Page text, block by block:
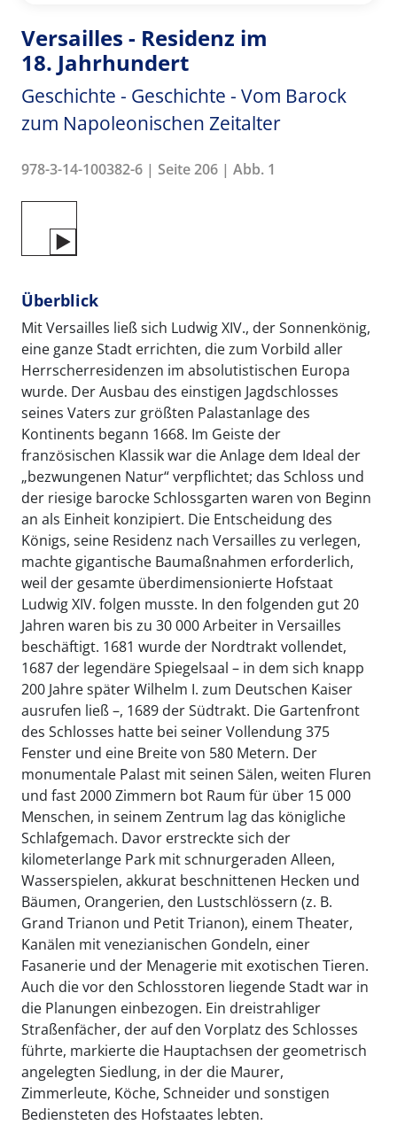
Versailles - Residenz im
18. Jahrhundert
Geschichte - Geschichte - Vom Barock
zum Napoleonischen Zeitalter
978-3-14-100382-6 | Seite 206 | Abb. 1
Überblick
Mit Versailles ließ sich Ludwig XIV., der Sonnenkönig,
eine ganze Stadt errichten, die zum Vorbild aller
Herrscherresidenzen im absolutistischen Europa
wurde. Der Ausbau des einstigen Jagdschlosses
seines Vaters zur größten Palastanlage des
Kontinents begann 1668. Im Geiste der
französischen Klassik war die Anlage dem Ideal der
„bezwungenen Natur“ verpflichtet; das Schloss und
der riesige barocke Schlossgarten waren von Beginn
an als Einheit konzipiert. Die Entscheidung des
Königs, seine Residenz nach Versailles zu verlegen,
machte gigantische Baumaßnahmen erforderlich,
weil der gesamte überdimensionierte Hofstaat
Ludwig XIV. folgen musste. In den folgenden gut 20
Jahren waren bis zu 30 000 Arbeiter in Versailles
beschäftigt. 1681 wurde der Nordtrakt vollendet,
1687 der legendäre Spiegelsaal – in dem sich knapp
200 Jahre später Wilhelm I. zum Deutschen Kaiser
ausrufen ließ –, 1689 der Südtrakt. Die Gartenfront
des Schlosses hatte bei seiner Vollendung 375
Fenster und eine Breite von 580 Metern. Der
monumentale Palast mit seinen Sälen, weiten Fluren
und fast 2000 Zimmern bot Raum für über 15 000
Menschen, in seinem Zentrum lag das königliche
Schlafgemach. Davor erstreckte sich der
kilometerlange Park mit schnurgeraden Alleen,
Wasserspielen, akkurat beschnittenen Hecken und
Bäumen, Orangerien, den Lustschlössern (z. B.
Grand Trianon und Petit Trianon), einem Theater,
Kanälen mit venezianischen Gondeln, einer
Fasanerie und der Menagerie mit exotischen Tieren.
Auch die vor den Schlosstoren liegende Stadt war in
die Planungen einbezogen. Ein dreistrahliger
Straßenfächer, der auf den Vorplatz des Schlosses
führte, markierte die Hauptachsen der geometrisch
angelegten Siedlung, in der die Maurer,
Zimmerleute, Köche, Schneider und sonstigen
Bediensteten des Hofstaates lebten.